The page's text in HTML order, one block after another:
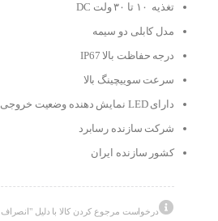
تغذیه ۱۰ تا ۳۰ ولت DC
مدل کابلی دو سیمه
درجه حفاظت بالا IP67
سرعت سوییچینگ بالا
دارای LED نمایش دهنده وضعیت خروجی
شرکت سازنده رسابرد
کشور سازنده ایران
درخواست مرجوع کردن کالا با دلیل "انصراف